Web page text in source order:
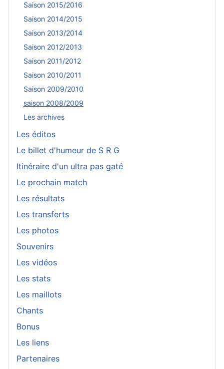
Saison 2015/2016
Saison 2014/2015
Saison 2013/2014
Saison 2012/2013
Saison 2011/2012
Saison 2010/2011
Saison 2009/2010
saison 2008/2009
Les archives
Les éditos
Le billet d'humeur de S R G
Itinéraire d'un ultra pas gaté
Le prochain match
Les résultats
Les transferts
Les photos
Souvenirs
Les vidéos
Les stats
Les maillots
Chants
Bonus
Les liens
Partenaires